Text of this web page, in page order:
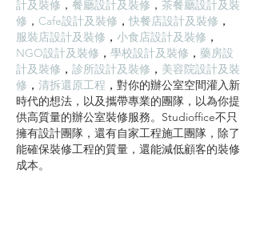
計及裝修 ， 餐廳設計及裝修 ， 茶餐廳設計及裝
修 ， Cafe設計及裝修 ， 快餐店設計及裝修 ，
服裝店設計及裝修 ， 小食店設計及裝修 ，
NGO設計及裝修 ， 學校設計及裝修 ， 藥房設
計及裝修 ， 診所設計及裝修 ， 美容院設計及裝
修 ， 清拆還原工程 ， 對你的辦公室空間灌入新
時代的想法，以及攜帶專業的團隊，以為你提
供高質量的辦公室裝修服務。Studioffice不只
擁有設計團隊，還有自家工程施工團隊，除了
能確保裝修工程的質量，還能減低顧客的裝修
成本。